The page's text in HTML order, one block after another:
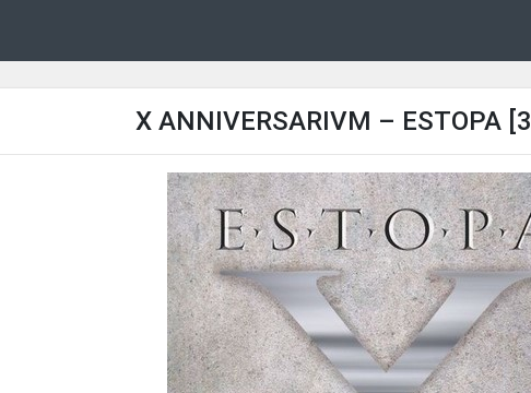
X ANNIVERSARIVM – ESTOPA